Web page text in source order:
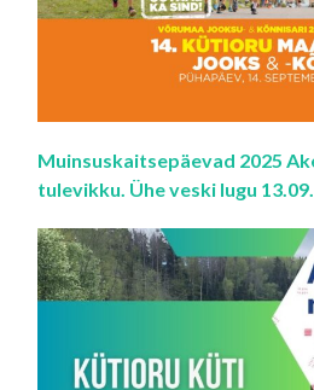
Muinsuskaitsepäevad 2025
tulevikku. Ühe veski lugu